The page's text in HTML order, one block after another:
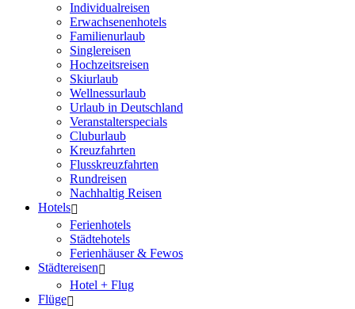
Individualreisen
Erwachsenenhotels
Familienurlaub
Singlereisen
Hochzeitsreisen
Skiurlaub
Wellnessurlaub
Urlaub in Deutschland
Veranstalterspecials
Cluburlaub
Kreuzfahrten
Flusskreuzfahrten
Rundreisen
Nachhaltig Reisen
Hotels
Ferienhotels
Städtehotels
Ferienhäuser & Fewos
Städtereisen
Hotel + Flug
Flüge